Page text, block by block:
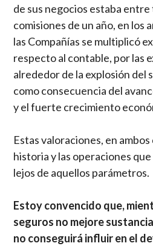
de sus negocios estaba
comisiones de un año, en los
las Compañías se multiplicó
respecto al contable, por las
alrededor de la explosión del
como consecuencia del
y el fuerte crecimiento
Estas valoraciones, en ambos
historia y las operaciones
lejos de aquellos parámetros.
Estoy convencido que,
seguros no mejore
no conseguirá influir en el